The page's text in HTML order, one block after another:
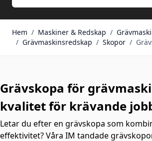
Hem / Maskiner & Redskap /
/ Grävmaskinsredskap / Skopor /
Grävskopa för
kvalitet för krävande
Letar du efter en grävskopa som
effektivitet? Våra IM tandade